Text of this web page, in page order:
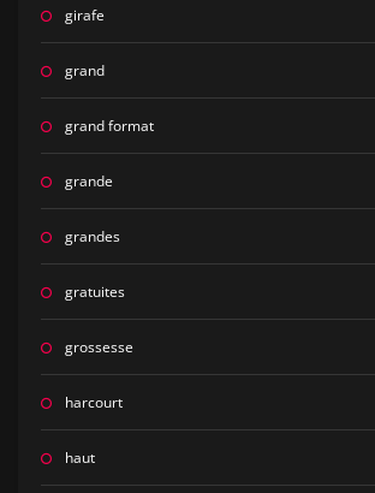
girafe
grand
grand format
grande
grandes
gratuites
grossesse
harcourt
haut